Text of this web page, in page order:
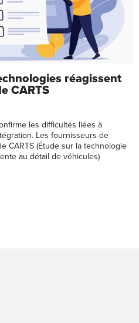
réagissent
CARTS
les difficultés liées à
Les fournisseurs de
CARTS (Étude sur la technologie
au détail de véhicules)